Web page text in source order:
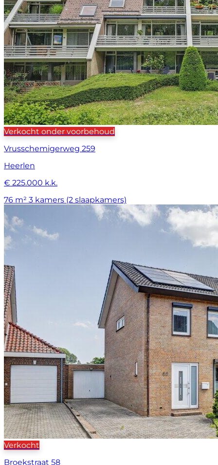
Verkocht onder voorbehoud
Vrusschemigerweg 259
Heerlen
€ 225.000 k.k.
76 m² 3 kamers (2 slaapkamers)
Verkocht
Broekstraat 58